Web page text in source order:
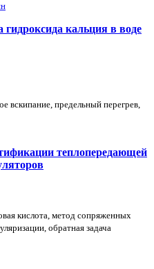
кальция в воде
вскипание, предельный перегрев,
теплопередающей
кислота, метод сопряженных
обратная задача